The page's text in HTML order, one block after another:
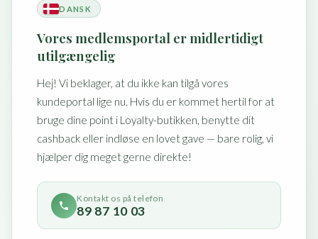
DANSK
Vores medlemsportal er midlertidigt
utilgængelig
Hej! Vi beklager, at du ikke kan tilgå vores
kundeportal lige nu. Hvis du er kommet hertil for at
bruge dine point i Loyalty-butikken, benytte dit
cashback eller indløse en lovet gave — bare rolig, vi
hjælper dig meget gerne direkte!
Kontakt os på telefon
89 87 10 03